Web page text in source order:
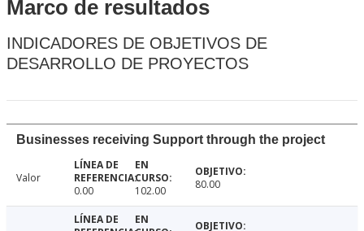
Marco de resultados
INDICADORES DE OBJETIVOS DE
DESARROLLO DE PROYECTOS
Businesses receiving Support through the project
Valor
0.00
102.00 80.00